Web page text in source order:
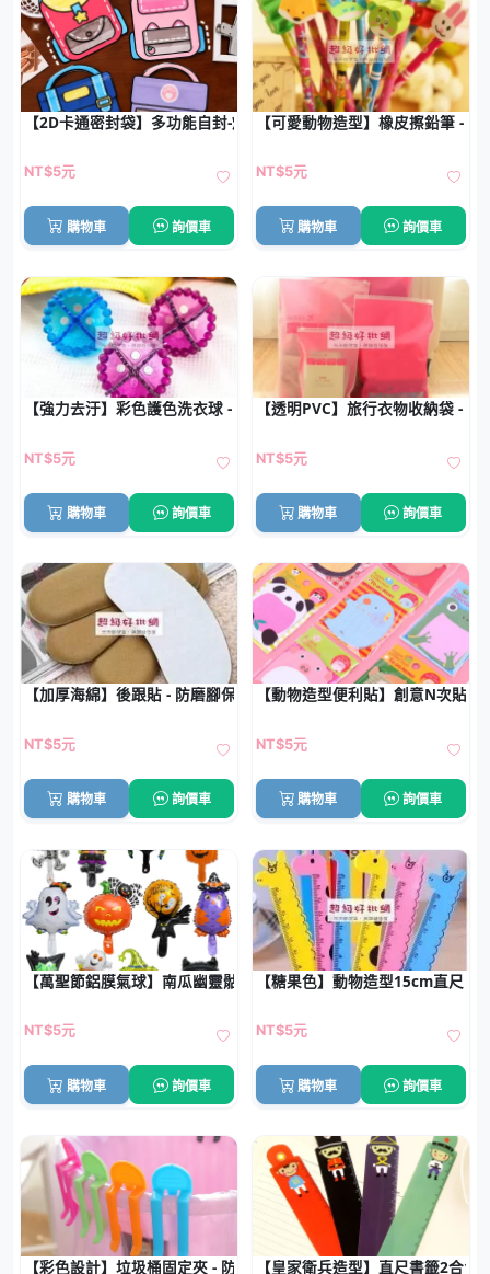
【2D卡通密封袋】多功能自封-烘焙分裝包裝
NT$5元
購物車 詢價車
【可愛動物造型】橡皮擦鉛筆 -
NT$5元
購物車 詢價車
【強力去汙】彩色護色洗衣球 - 高性能清潔洗衣神器
NT$5元
購物車 詢價車
【透明PVC】旅行衣物收納袋 -
NT$5元
購物車 詢價車
【加厚海綿】後跟貼 - 防磨腳保護墊
NT$5元
購物車 詢價車
【動物造型便利貼】創意N次貼-
NT$5元
購物車 詢價車
【萬聖節鋁膜氣球】南瓜幽靈骷髏-萬聖節道具
NT$5元
購物車 詢價車
【糖果色】動物造型15cm直尺 -
NT$5元
購物車 詢價車
【彩色設計】垃圾桶固定夾 - 防滑垃圾桶夾 (2個)【皇家衛兵造型】直尺書籤2合1 -